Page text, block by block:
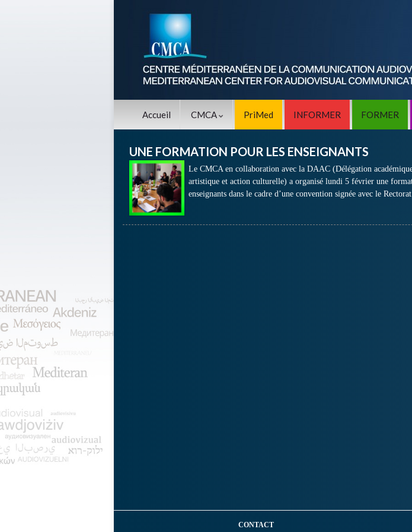
Accueil CMCA PriMed INFORMER FORMER
UNE FORMATION POUR LES ENSEIGNANTS
Le CMCA en collaboration avec la DAAC (Délégation
artistique et action culturelle) a organisé lundi 5 février une
enseignants dans le cadre d’une convention signée avec le
CONTACT